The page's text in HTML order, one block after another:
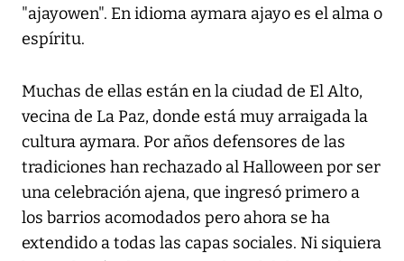
"ajayowen". En idioma aymara ajayo es el alma o
espíritu.
Muchas de ellas están en la ciudad de El Alto,
vecina de La Paz, donde está muy arraigada la
cultura aymara. Por años defensores de las
tradiciones han rechazado al Halloween por ser
una celebración ajena, que ingresó primero a
los barrios acomodados pero ahora se ha
extendido a todas las capas sociales. Ni siquiera